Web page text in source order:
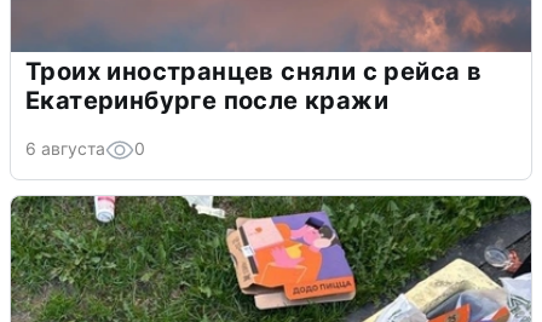
Троих иностранцев сняли с рейса в
Екатеринбурге после кражи
6 августа 0